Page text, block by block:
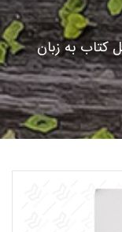
کتاب به زبان